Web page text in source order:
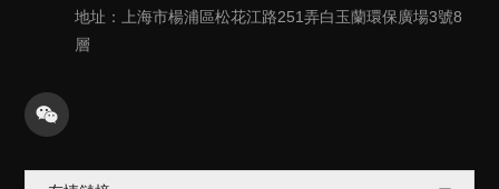
地址：上海市楊浦區松花江路251弄白玉蘭環保廣場3號8
層